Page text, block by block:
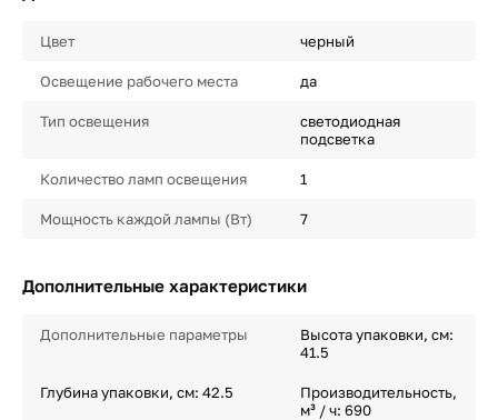
Цвет черный
Освещение рабочего места да
Тип освещения
светодиодная
подсветка
Количество ламп освещения 1
Мощность каждой лампы (Вт) 7
Дополнительные характеристики
Дополнительные параметры
Высота упаковки, см:
41.5
Глубина упаковки, см: 42.5
Производительность,
м³ / ч: 690